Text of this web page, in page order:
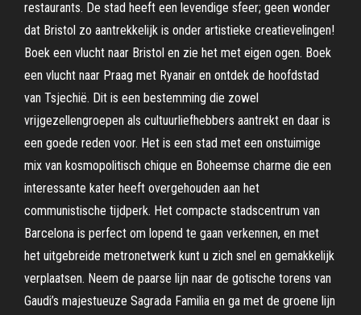
restaurants. De stad heeft een levendige sfeer; geen wonder
dat Bristol zo aantrekkelijk is onder artistieke creatievelingen!
Boek een vlucht naar Bristol en zie het met eigen ogen. Boek
een vlucht naar Praag met Ryanair en ontdek de hoofdstad
van Tsjechië. Dit is een bestemming die zowel
vrijgezellengroepen als cultuurliefhebbers aantrekt en daar is
een goede reden voor. Het is een stad met een onstuimige
mix van kosmopolitisch chique en Boheemse charme die een
interessante kater heeft overgehouden aan het
communistische tijdperk. Het compacte stadscentrum van
Barcelona is perfect om lopend te gaan verkennen, en met
het uitgebreide metronetwerk kunt u zich snel en gemakkelijk
verplaatsen. Neem de paarse lijn naar de gotische torens van
Gaudi’s majestueuze Sagrada Familia en ga met de groene lijn